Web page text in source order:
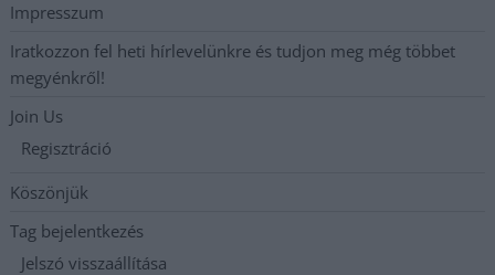
Impresszum
Iratkozzon fel heti hírlevelünkre és tudjon meg még többet
megyénkről!
Join Us
Regisztráció
Köszönjük
Tag bejelentkezés
Jelszó visszaállítása